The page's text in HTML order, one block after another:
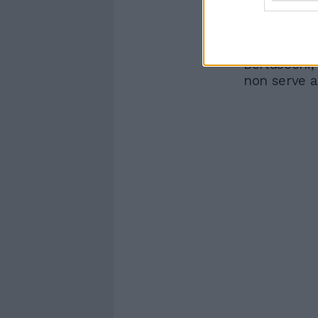
conclude
neanche
negativo.
non serve